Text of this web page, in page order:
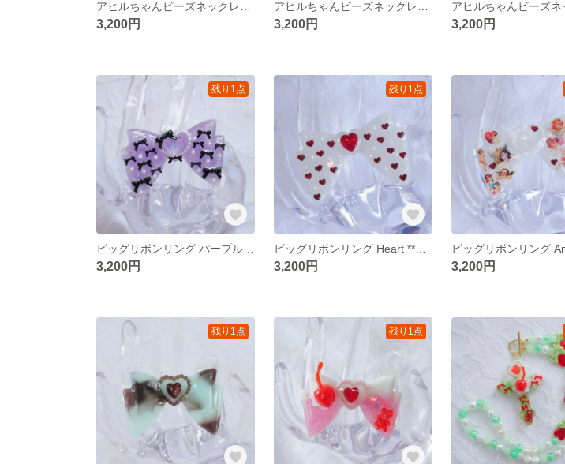
3,200円 3,200円 3,200円
残り1点
3,200円
残り1点
ビッグリボンリング Heart **レジン サージカルステンレス フリーサイズリング ロリィタ 魔法少女 ハート
3,200円 3,200円
残り1点 残り1点